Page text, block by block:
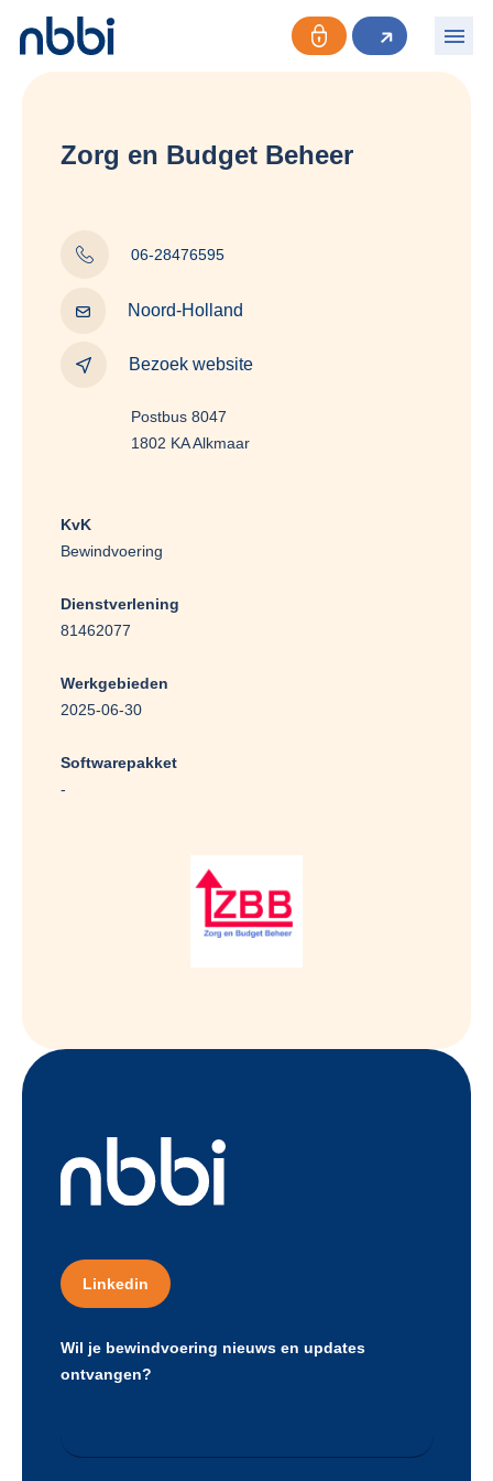
Zorg en Budget Beheer
06-28476595
Noord-Holland
Bezoek website
Postbus 8047
1802 KA Alkmaar
KvK
Bewindvoering
Dienstverlening
81462077
Werkgebieden
2025-06-30
Softwarepakket
-
Linkedin
Wil je bewindvoering nieuws en updates
ontvangen?